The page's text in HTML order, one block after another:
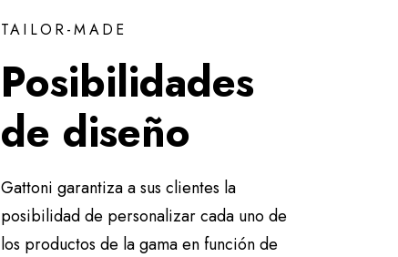
TAILOR-MADE
Posibilidades
de diseño
Gattoni garantiza a sus clientes la
posibilidad de personalizar cada uno de
los productos de la gama en función de